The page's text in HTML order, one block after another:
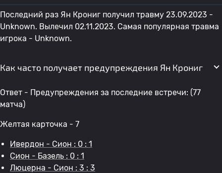
Последний раз Ян Крониг получил травму 23.09.2023 -
Unknown. Вылечил 02.11.2023. Самая популярная травма
игрока - Unknown.
Как часто получает предупреждения Ян Крониг
Ответ - Предупреждения за последние встречи: (77
матча)
Желтая карточка - 7
Ивердон - Сион : 0 : 1
Сион - Базель : 0 : 1
Люцерна - Сион : 3 : 3